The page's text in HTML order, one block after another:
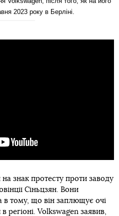
2023 року в Берліні.
на знак протесту проти заводу
Сіньцзян. Вони
в тому, що він заплющує очі
Volkswagen заявив,